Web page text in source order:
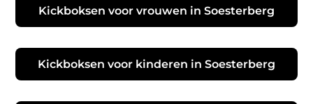
Kickboksen voor vrouwen in Soesterberg
Kickboksen voor kinderen in Soesterberg